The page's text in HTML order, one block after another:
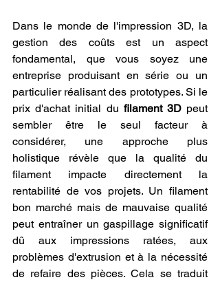
Dans le monde de l'impression 3D, la
gestion des coûts est un aspect
fondamental, que vous soyez une
entreprise produisant en série ou un
particulier réalisant des prototypes. Si le
prix d'achat initial du filament 3D peut
sembler être le seul facteur à
considérer, une approche plus
holistique révèle que la qualité du
filament impacte directement la
rentabilité de vos projets. Un filament
bon marché mais de mauvaise qualité
peut entraîner un gaspillage significatif
dû aux impressions ratées, aux
problèmes d'extrusion et à la nécessité
de refaire des pièces. Cela se traduit